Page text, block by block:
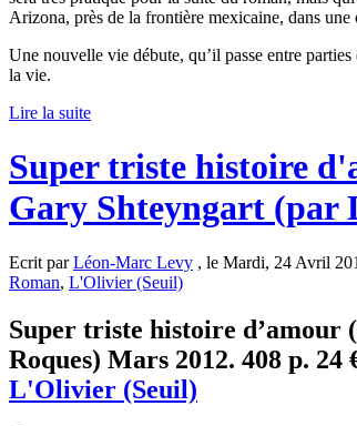
Arizona, près de la frontière mexicaine, dans une
Une nouvelle vie débute, qu’il passe entre
la vie.
Lire la suite
Super triste histoire
Gary Shteyngart (par
Ecrit parLéon-Marc Levy , le Mardi, 24 Avril
Roman, L'Olivier (Seuil)
Super triste histoire d’amour
Roques) Mars 2012. 408 p. 24
L'Olivier (Seuil)